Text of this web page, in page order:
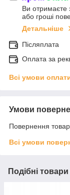
Ви отримаєте
або гроші
Детальніше
Післяплата
Оплата за
Всі умови
Умови
Повернення
Всі умови
Подібні товари